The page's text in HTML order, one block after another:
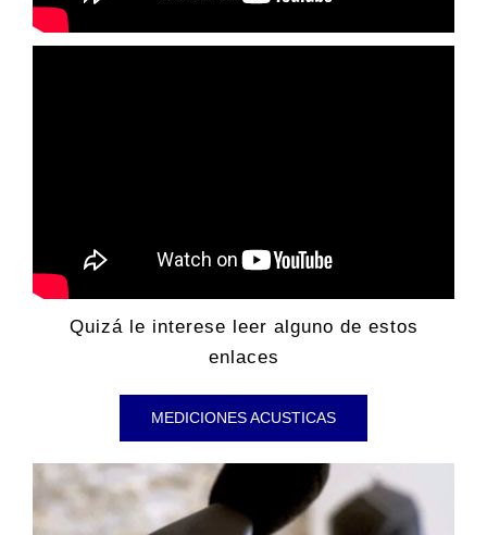
Quizá le interese leer alguno de estos
enlaces
MEDICIONES ACUSTICAS